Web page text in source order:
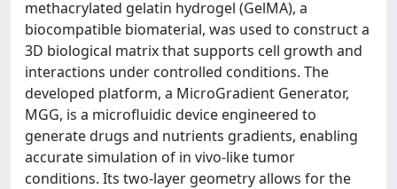
methacrylated gelatin hydrogel (GelMA), a
biocompatible biomaterial, was used to construct a
3D biological matrix that supports cell growth and
interactions under controlled conditions. The
developed platform, a MicroGradient Generator,
MGG, is a microfluidic device engineered to
generate drugs and nutrients gradients, enabling
accurate simulation of in vivo-like tumor
conditions. Its two-layer geometry allows for the